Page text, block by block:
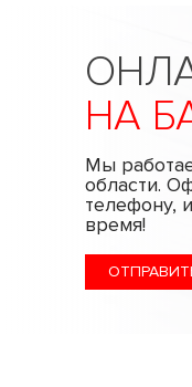
НА
Мы
области.
телефону,
время!